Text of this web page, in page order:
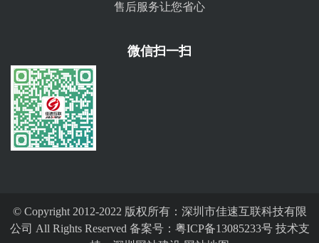
售后服务让您省心
微信扫一扫
© Copyright 2012-2022 版权所有：深圳市佳速互联科技有限
公司 All Rights Reserved 备案号： 粤ICP备13085233号技术支